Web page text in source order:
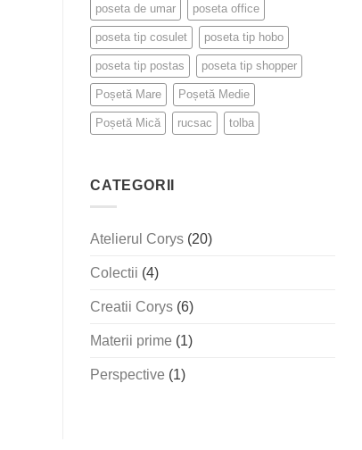
poseta de umar poseta office
poseta tip cosulet poseta tip hobo
poseta tip postas poseta tip shopper
Poșetă Mare Poșetă Medie
Poșetă Mică rucsac tolba
CATEGORII
Atelierul Corys (20)
Colectii (4)
Creatii Corys (6)
Materii prime (1)
Perspective (1)